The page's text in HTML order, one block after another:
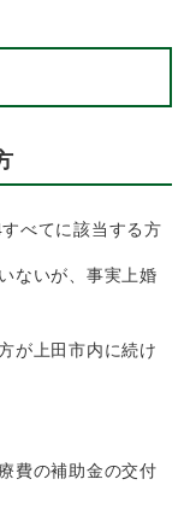
べてに該当する方
ないが、事実上婚
が上田市内に続け
費の補助金の交付